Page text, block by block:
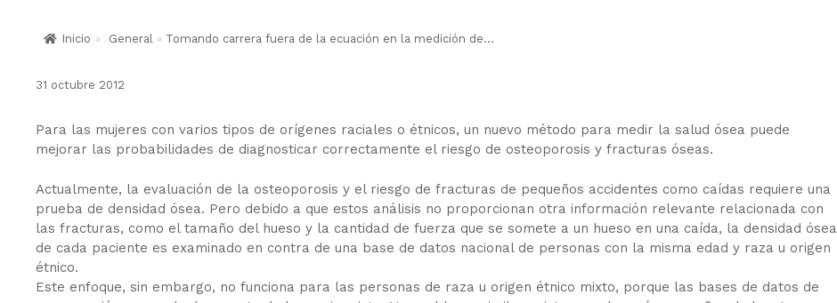
Inicio » General » Tomando carrera fuera de la ecuación en la medición de...
31 octubre 2012
Para las mujeres con varios tipos de orígenes raciales o étnicos, un nuevo método para medir la salud ósea puede
mejorar las probabilidades de diagnosticar correctamente el riesgo de osteoporosis y fracturas óseas.
Actualmente, la evaluación de la osteoporosis y el riesgo de fracturas de pequeños accidentes como caídas requiere una
prueba de densidad ósea. Pero debido a que estos análisis no proporcionan otra información relevante relacionada con
las fracturas, como el tamaño del hueso y la cantidad de fuerza que se somete a un hueso en una caída, la densidad ósea
de cada paciente es examinado en contra de una base de datos nacional de personas con la misma edad y raza u origen
étnico.
Este enfoque, sin embargo, no funciona para las personas de raza u origen étnico mixto, porque las bases de datos de